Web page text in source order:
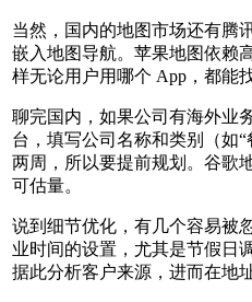
当然，国内的地图市场还有腾
嵌入地图导航。苹果地图依赖
样无论用户用哪个 App，都能
聊完国内，如果公司有海外业
台，填写公司名称和类别（如
两周，所以要提前规划。谷歌
可估量。
说到细节优化，有几个容易被
业时间的设置，尤其是节假日
据此分析客户来源，进而在地